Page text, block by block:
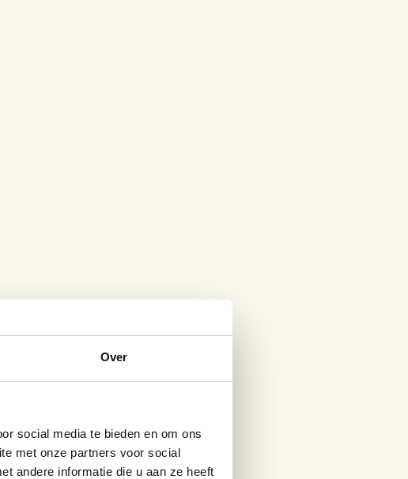
Over
social media te bieden en om ons
met onze partners voor social
andere informatie die u aan ze heeft